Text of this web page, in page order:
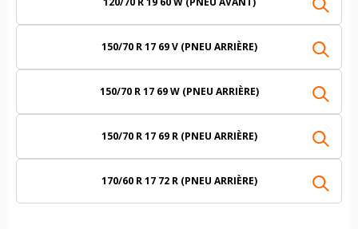
150/70 R 17 69 V (PNEU ARRIÈRE)
150/70 R 17 69 W (PNEU ARRIÈRE)
150/70 R 17 69 R (PNEU ARRIÈRE)
170/60 R 17 72 R (PNEU ARRIÈRE)